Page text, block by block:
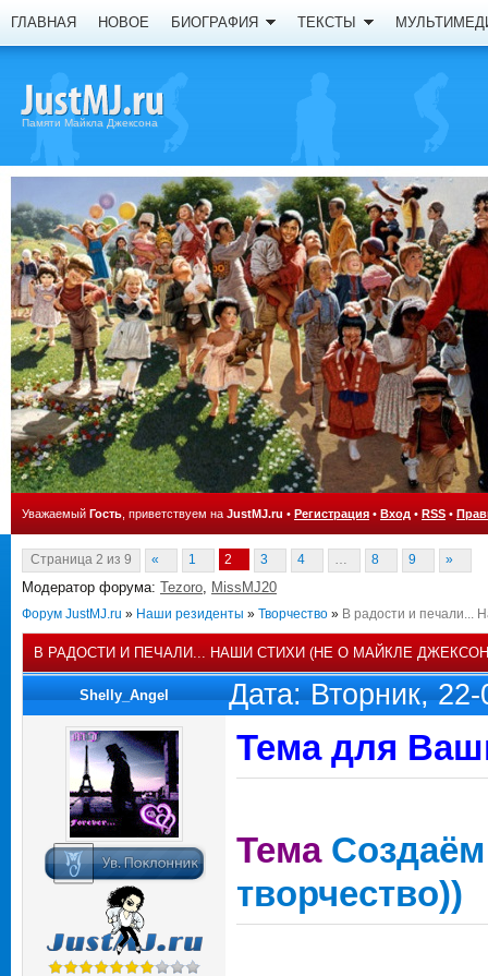
ГЛАВНАЯ НОВОЕ БИОГРАФИЯ ТЕКСТЫ
Памяти Майкла Джексона
Уважаемый Гость , приветствуем на JustMJ.ru • Регистрация • Вход • RSS •
Страница 2 из 9 « 1 2 3 4 … 8 9 »
Модератор форума: Tezoro, MissMJ20
Форум JustMJ.ru » Наши резиденты » Творчество » В радости и печали...
В РАДОСТИ И ПЕЧАЛИ... НАШИ СТИХИ (НЕ О МАЙКЛЕ
Shelly_Angel Дата: Вторник,
Тема для
Тема
творчество))